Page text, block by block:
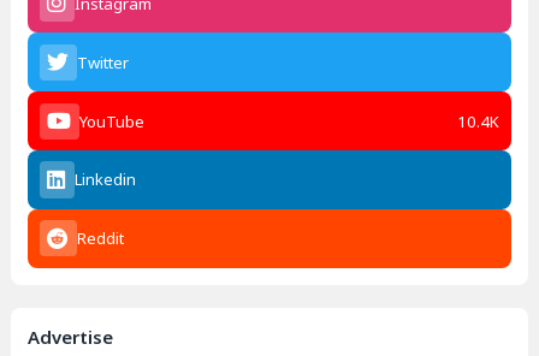
Twitter
YouTube 10.4K
Linkedin
Reddit
Advertise